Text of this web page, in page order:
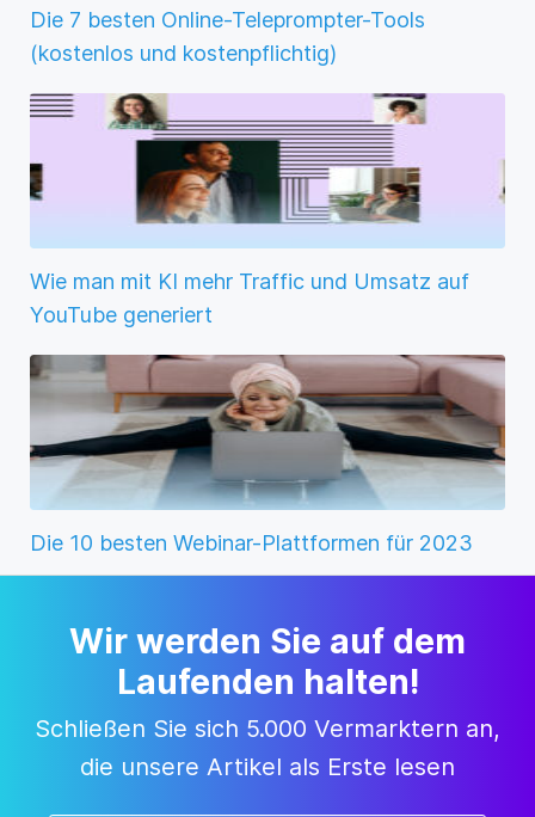
Die 7 besten Online-Teleprompter-Tools
(kostenlos und kostenpflichtig)
Wie man mit KI mehr Traffic und Umsatz auf
YouTube generiert
Die 10 besten Webinar-Plattformen für 2023
Wir werden Sie auf dem
Laufenden halten!
Schließen Sie sich 5.000 Vermarktern an,
die unsere Artikel als Erste lesen